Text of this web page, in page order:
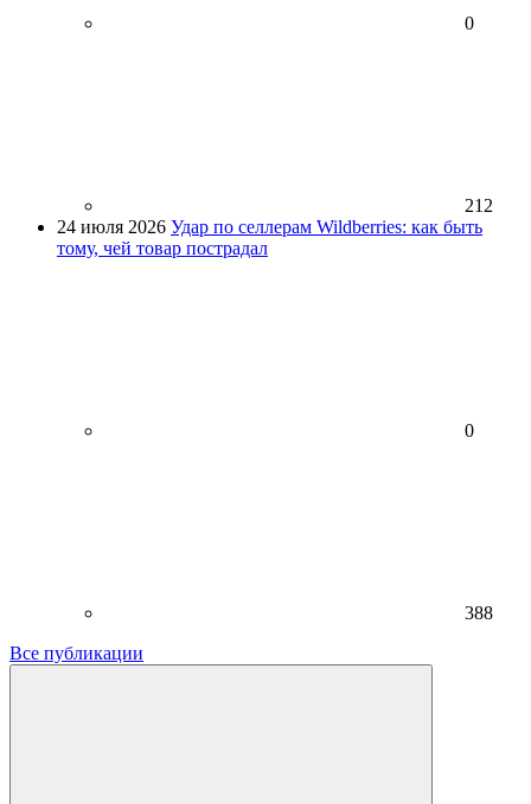
0
212
24 июля 2026 Удар по селлерам Wildberries: как быть
тому, чей товар пострадал
0
388
Все публикации